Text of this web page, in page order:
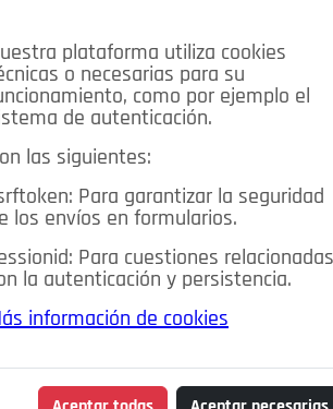
Educación
plataforma utiliza cookies
o necesarias para su
como por ejemplo el
de autenticación.
las siguientes:
Para garantizar la seguridad
los envíos en formularios.
Para cuestiones relacionadas
la autenticación y persistencia.
información de cookies